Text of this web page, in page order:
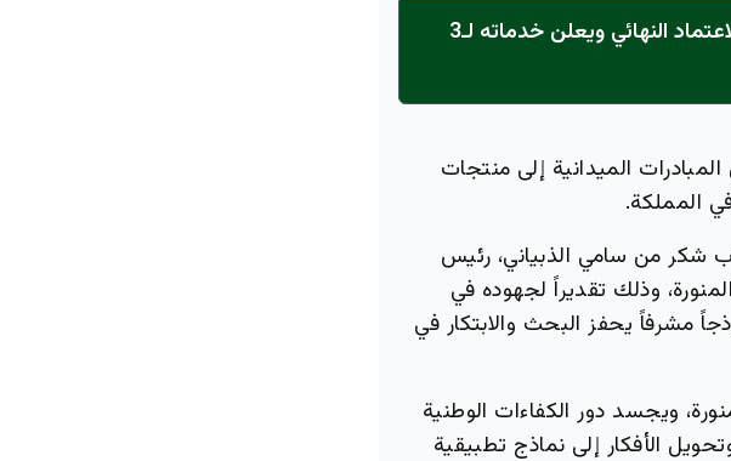
عاجل: القناة تنطلق... مركز أورام الجامعة يحصل على الاعتماد النهائي ويعلن خدماته لـ3
الميدانية إلى منتجات
المملكة.
شكر من سامي الذبياني، رئيس
وذلك تقديراً لجهوده في
مشرفاً يحفز البحث والابتكار في
ويجسد دور الكفاءات الوطنية
الأفكار إلى نماذج تطبيقية